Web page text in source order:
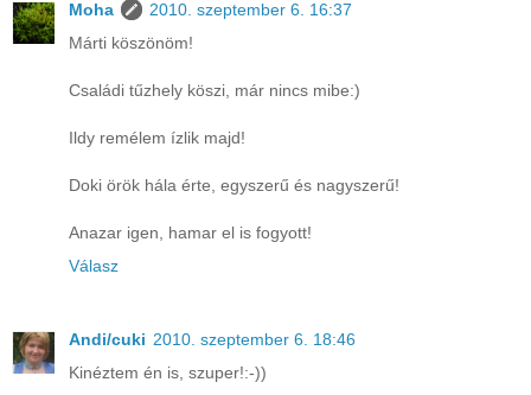
Moha
2010. szeptember 6. 16:37
Márti köszönöm!
Családi tűzhely köszi, már nincs mibe:)
Ildy remélem ízlik majd!
Doki örök hála érte, egyszerű és nagyszerű!
Anazar igen, hamar el is fogyott!
Válasz
Andi/cuki 2010. szeptember 6. 18:46
Kinéztem én is, szuper!:-))